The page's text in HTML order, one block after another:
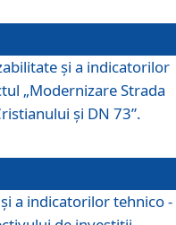
şi a indicatorilor
„Modernizare Strada
și DN 73”.
a indicatorilor tehnico -